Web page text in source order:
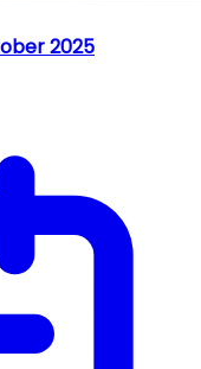
2025